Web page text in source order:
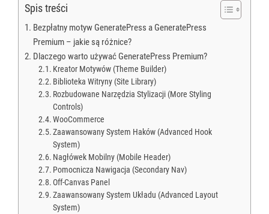
Spis treści
Bezpłatny motyw GeneratePress a GeneratePress
Premium – jakie są różnice?
Dlaczego warto używać GeneratePress Premium?
Kreator Motywów (Theme Builder)
Biblioteka Witryny (Site Library)
Rozbudowane Narzędzia Stylizacji (More Styling
Controls)
WooCommerce
Zaawansowany System Haków (Advanced Hook
System)
Nagłówek Mobilny (Mobile Header)
Pomocnicza Nawigacja (Secondary Nav)
Off-Canvas Panel
Zaawansowany System Układu (Advanced Layout
System)